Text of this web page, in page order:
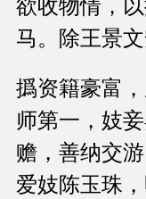
欲收物情，
马。除王景
撝资籍豪富
师第一，妓
赡，善纳交
爱妓陈玉珠